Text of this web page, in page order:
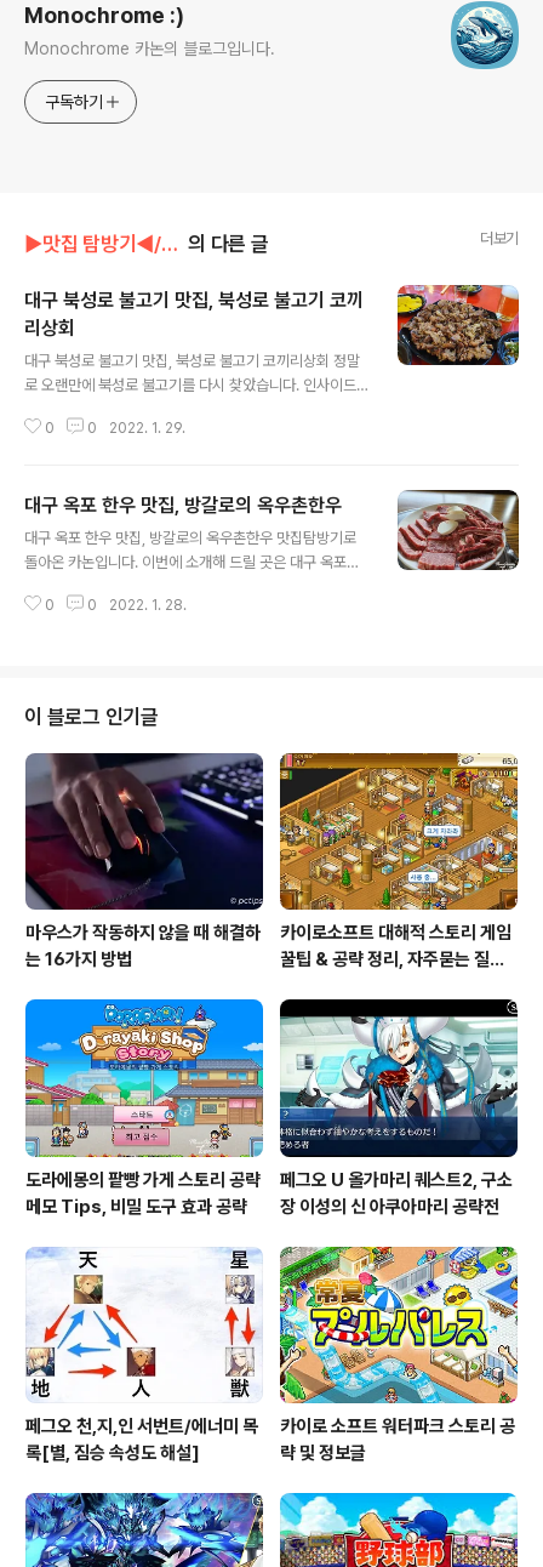
Monochrome :)
Monochrome 카논의 블로그입니다.
구독하기
▶맛집 탐방기◀/음식점 의 다른 글 더보기
대구 북성로 불고기 맛집, 북성로 불고기 코끼
리상회
대구 북성로 불고기 맛집, 북성로 불고기 코끼리상회 정말
로 오랜만에 북성로 불고기를 다시 찾았습니다. 인사이드
나눴던 기억이 나는데요, 그 누군가가 누군가인지는 지금
다. 우연히도 예전에 갔었던 카페, '더 디퍼'의 근처에 있는
곳이더군요. 2021.12.21 - 대구 카페 비숑인형이 가득한
더 디퍼 The Differ 대구 카페 비숑인형이 가득한 더 디퍼
iffer 오래간만의 카페 나들이입니다. 이번에는 인스타그램
0 0 2022. 1. 29.
대구 옥포 한우 맛집, 방갈로의 옥우촌한우
대구 옥포 한우 맛집, 방갈로의 옥우촌한우 맛집탐방기로
돌아온 카논입니다. 이번에 소개해 드릴 곳은 대구 옥포에
촌의 할머니 댁에 놀러온 듯한 느낌마저 들게하는 옥우촌
김흥리 1518-1에 위치하고 있습니다. 커다란 소 조형물이
있어서 근처에서는 금방 찾으실 수 있사오나, 입구로 내려
가는 길이 상당히 급경사이니 조심 또 조심하여 내려가셔
야 합니다. 대구 옥포 한우 맛집, 옥우촌한우의 방갈로 정말
80~90년대에 사용했을 아이템들이 빼곡이 툇마루 위에
올라가 있습니다. 게다가..
0 0 2022. 1. 28.
이 블로그 인기글
마우스가 작동하지 않을 때 해결하
는 16가지 방법
카이로소프트 대해적 스토리 게임
꿀팁 & 공략 정리, 자주묻는 질문
도라에몽의 팥빵 가게 스토리 공략
메모 Tips, 비밀 도구 효과 공략
페그오 U 올가마리 퀘스트2, 구소
장 이성의 신 아쿠아마리 공략전
페그오 천,지,인 서번트/에너미 목
록[별, 짐승 속성도 해설]
카이로 소프트 워터파크 스토리 공
략 및 정보글